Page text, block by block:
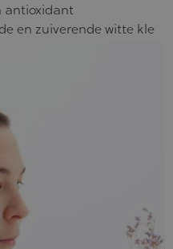
antioxidant
en zuiverende witte kle